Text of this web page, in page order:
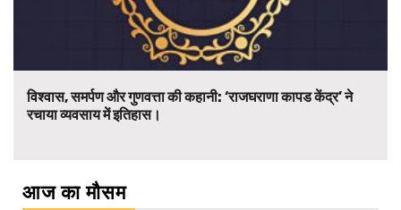
विश्वास, समर्पण और गुणवत्ता की कहानी: ‘राजघराणा कापड केंद्र’ ने
रचाया व्यवसाय में इतिहास।
आज का मौसम